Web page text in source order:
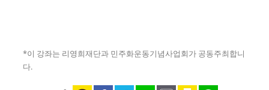
*이 강좌는 리영희재단과 민주화운동기념사업회가 공동주최합니
다.